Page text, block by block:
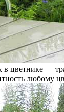
в цветнике —
любому